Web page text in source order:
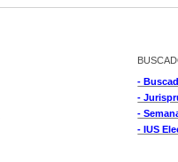
-
-
-
- IUS